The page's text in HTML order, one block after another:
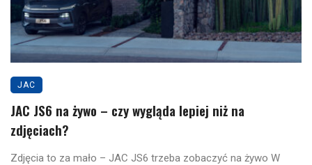
JAC
JAC JS6 na żywo – czy wygląda lepiej niż na
zdjęciach?
Zdjęcia to za mało – JAC JS6 trzeba zobaczyć na żywo W